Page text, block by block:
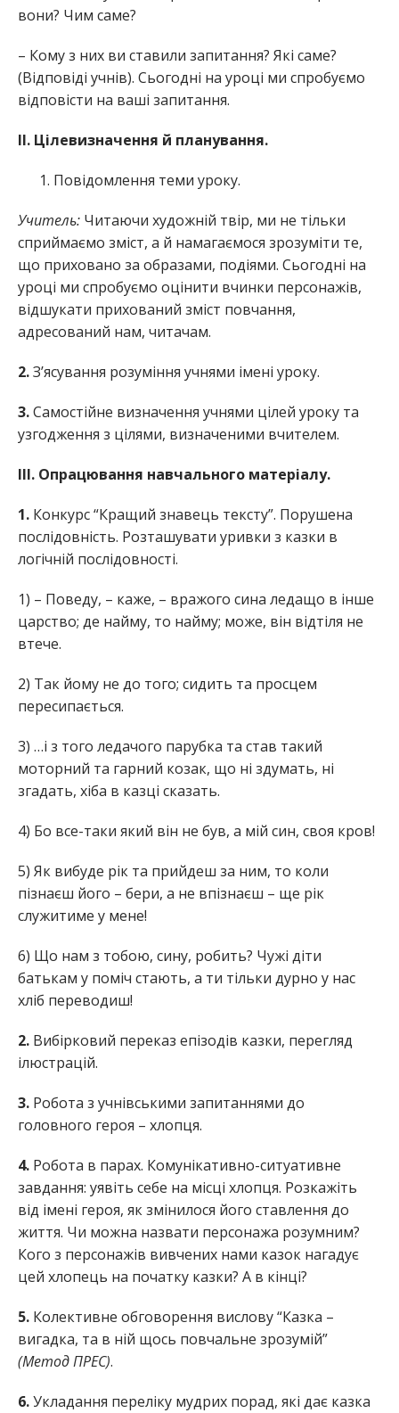
вони? Чим саме?
– Кому з них ви ставили запитання? Які саме?
(Відповіді учнів). Сьогодні на уроці ми спробуємо
відповісти на ваші запитання.
II. Цілевизначення й планування.
Повідомлення теми уроку.
Учитель: Читаючи художній твір, ми не тільки
сприймаємо зміст, а й намагаємося зрозуміти те,
що приховано за образами, подіями. Сьогодні на
уроці ми спробуємо оцінити вчинки персонажів,
відшукати прихований зміст повчання,
адресований нам, читачам.
2.З’ясування розуміння учнями імені уроку.
3.Самостійне визначення учнями цілей уроку та
узгодження з цілями, визначеними вчителем.
III. Опрацювання навчального матеріалу.
1. Конкурс “Кращий знавець тексту”. Порушена
послідовність. Розташувати уривки з казки в
логічній послідовності.
1) – Поведу, – каже, – вражого сина ледащо в інше
царство; де найму, то найму; може, він відтіля не
втече.
2) Так йому не до того; сидить та просцем
пересипається.
3) …і з того ледачого парубка та став такий
моторний та гарний козак, що ні здумать, ні
згадать, хіба в казці сказать.
4) Бо все-таки який він не був, а мій син, своя кров!
5) Як вибуде рік та прийдеш за ним, то коли
пізнаєш його – бери, а не впізнаєш – ще рік
служитиме у мене!
6) Що нам з тобою, сину, робить? Чужі діти
батькам у поміч стають, а ти тільки дурно у нас
хліб переводиш!
2. Вибірковий переказ епізодів казки, перегляд
ілюстрацій.
3. Робота з учнівськими запитаннями до
головного героя – хлопця.
4. Робота в парах. Комунікативно-ситуативне
завдання: уявіть себе на місці хлопця. Розкажіть
від імені героя, як змінилося його ставлення до
життя. Чи можна назвати персонажа розумним?
Кого з персонажів вивчених нами казок нагадує
цей хлопець на початку казки? А в кінці?
5. Колективне обговорення вислову “Казка –
вигадка, та в ній щось повчальне зрозумій”
(Метод ПРЕС).
6.Укладання переліку мудрих порад, які дає казка